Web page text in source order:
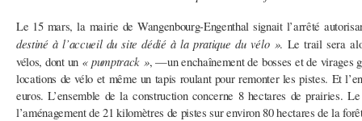
Le 15 mars, la mairie de Wangenbourg-Engenthal signait l’arrêté
destiné à l’accueil du site dédié à la pratique du vélo ». Le trail sera
vélos, dont un « pumptrack », —un enchaînement de bosses et de virages
locations de vélo et même un tapis roulant pour remonter les pistes. Et
euros. L’ensemble de la construction concerne 8 hectares de prairies.
l’aménagement de 21 kilomètres de pistes sur environ 80 hectares de la